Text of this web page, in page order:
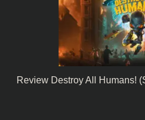
Review Destroy All Humans!